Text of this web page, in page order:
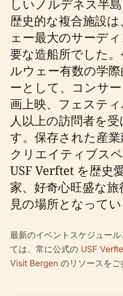
しいノルデネス半
歴史的な複合施設
ェー最大のサーデ
要な造船所でした
ルウェー有数の学
ーとして、コンサ
画上映、フェステ
人以上の訪問者を
す。保存された産
クリエイティブスペ
USF Verftet を歴史
家、好奇心旺盛な
見の場所となってい
最新のイベントスケジュー
ては、常に公式の USF
Visit Bergen のリソースをご